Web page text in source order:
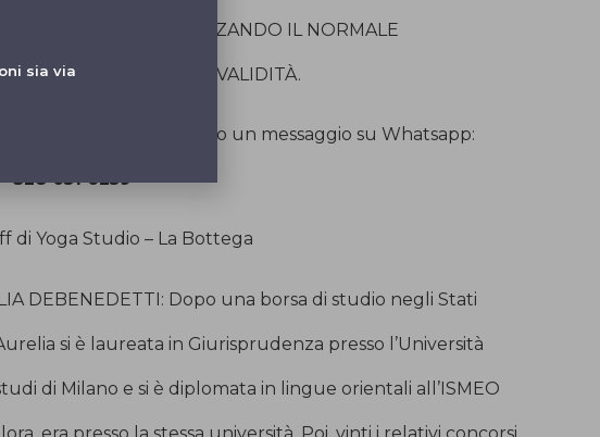
UTILIZZANDO IL NORMALE
IN CORSO DI VALIDITÀ.
la prenotazione inviando un messaggio su Whatsapp:
328 051 6259
di Yoga Studio – La Bottega
DEBENEDETTI: Dopo una borsa di studio negli Stati
si è laureata in Giurisprudenza presso l’Università
di Milano e si è diplomata in lingue orientali all’ISMEO
sia via